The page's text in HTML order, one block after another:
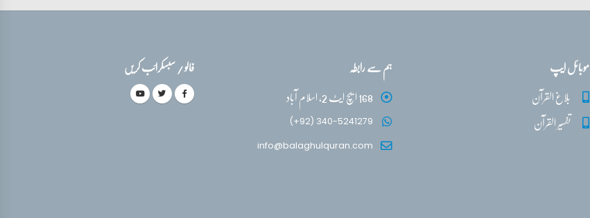
موبائل ایپ
بلاغ القرآن
تفسیر القرآن
ہم سے رابطہ
168 ایچ ایٹ 2، اسلام آباد
(+92) 340-5241279
info@balaghulquran.com
فالو / سبسکرائب کریں